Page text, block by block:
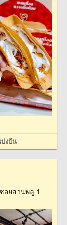
บ่งปัน
อยสวนพลู 1